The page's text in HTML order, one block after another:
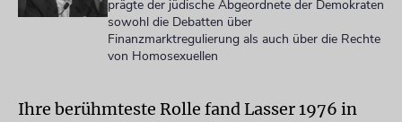
prägte der jüdische Abgeordnete der Demokraten
sowohl die Debatten über
Finanzmarktregulierung als auch über die Rechte
von Homosexuellen
Ihre berühmteste Rolle fand Lasser 1976 in